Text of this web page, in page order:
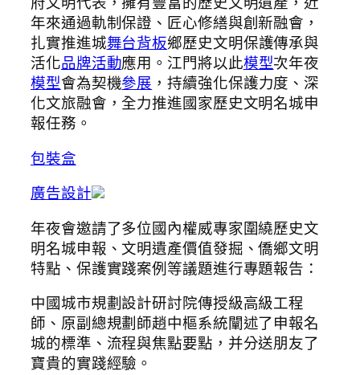
年來通過軌制保證、匠心修繕與創新融會，
扎實推進城舞台背板鄉歷史文明保護傳承與
活化品牌活動應用。江門將以此模型次年夜
模型會為契機參展 ，持續強化保護力度、深
化文旅融會，全力推進國家歷史文明名城申
報任務。
包裝盒
廣告設計
年夜會邀請了多位國內權威專家圍繞歷史文
明名城申報、文明遺產價值發掘、僑鄉文明
特點、保護實踐案例等議題進行專題報告：
中國城市規劃設計研討院傳授級高級工程
師、原副總規劃師趙中樞系統闡述了申報名
城的標準、流程與焦點要點，并分送朋友了
寶貴的實踐經驗。